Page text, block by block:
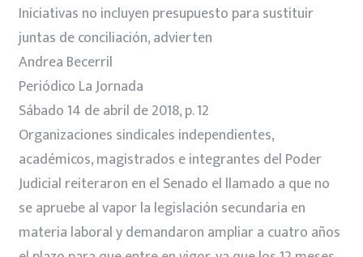
Iniciativas no incluyen presupuesto para sustituir
juntas de conciliación, advierten
Andrea Becerril
Periódico La Jornada
Sábado 14 de abril de 2018, p. 12
Organizaciones sindicales independientes,
académicos, magistrados e integrantes del Poder
Judicial reiteraron en el Senado el llamado a que no
se apruebe al vapor la legislación secundaria en
materia laboral y demandaron ampliar a cuatro años